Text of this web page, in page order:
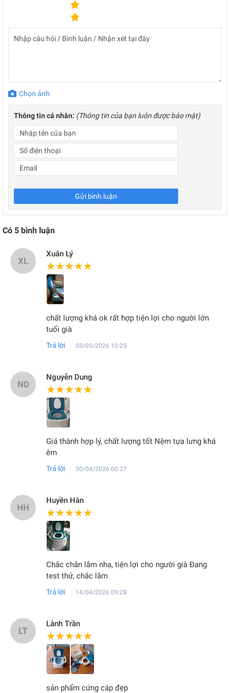
Chọn ảnh
Thông tin cá nhân: (Thông tin của bạn luôn được bảo mật)
Gửi bình luận
Có 5 bình luận
XL
Xuân Lý
★★★★★
★★★★★
chất lượng khá ok rất hợp tiện lợi cho người lớn
tuổi già
Trả lời 03/05/2026 10:25
ND
Nguyễn Dung
★★★★★
★★★★★
Giá thành hợp lý, chất lượng tốt Nệm tựa lưng khá
êm
Trả lời 30/04/2026 00:27
HH
Huyền Hân
★★★★★
★★★★★
Chắc chắn lắm nha, tiện lợi cho người già Đang
test thử, chắc lắm
Trả lời 14/04/2026 09:28
LT
Lành Trần
★★★★★
★★★★★
sản phẩm cứng cáp đẹp